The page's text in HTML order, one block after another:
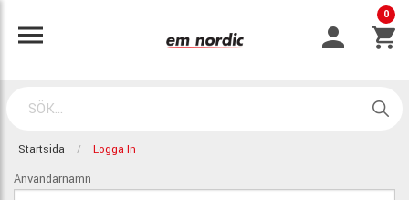
0
Startsida Logga In
Användarnamn